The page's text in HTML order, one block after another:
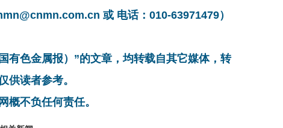
或 电话：010-63971479）
有色金属报）”的文章，均转载自其它媒体，转
供读者参考。
概不负任何责任。